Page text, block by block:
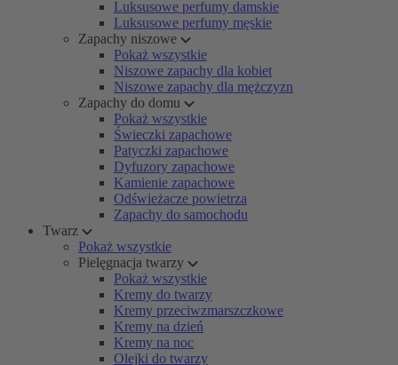
Luksusowe perfumy damskie
Luksusowe perfumy męskie
Zapachy niszowe
Pokaż wszystkie
Niszowe zapachy dla kobiet
Niszowe zapachy dla mężczyzn
Zapachy do domu
Pokaż wszystkie
Świeczki zapachowe
Patyczki zapachowe
Dyfuzory zapachowe
Kamienie zapachowe
Odświeżacze powietrza
Zapachy do samochodu
Twarz
Pokaż wszystkie
Pielęgnacja twarzy
Pokaż wszystkie
Kremy do twarzy
Kremy przeciwzmarszczkowe
Kremy na dzień
Kremy na noc
Olejki do twarzy